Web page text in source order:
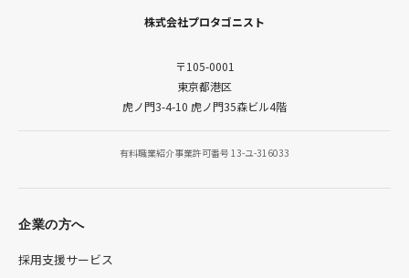
株式会社プロタゴニスト
〒105-0001
東京都港区
虎ノ門3-4-10 虎ノ門35森ビル4階
有料職業紹介事業許可番号 13-ユ-316033
企業の方へ
採用支援サービス